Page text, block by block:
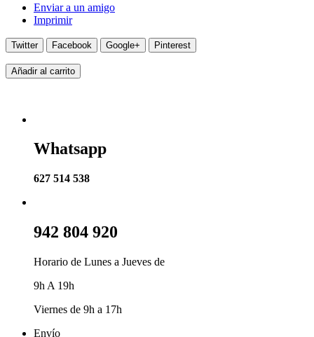
Enviar a un amigo
Imprimir
Twitter Facebook Google+ Pinterest
Añadir al carrito
Whatsapp
627 514 538
942 804 920
Horario de Lunes a Jueves de
9h A 19h
Viernes de 9h a 17h
Envío